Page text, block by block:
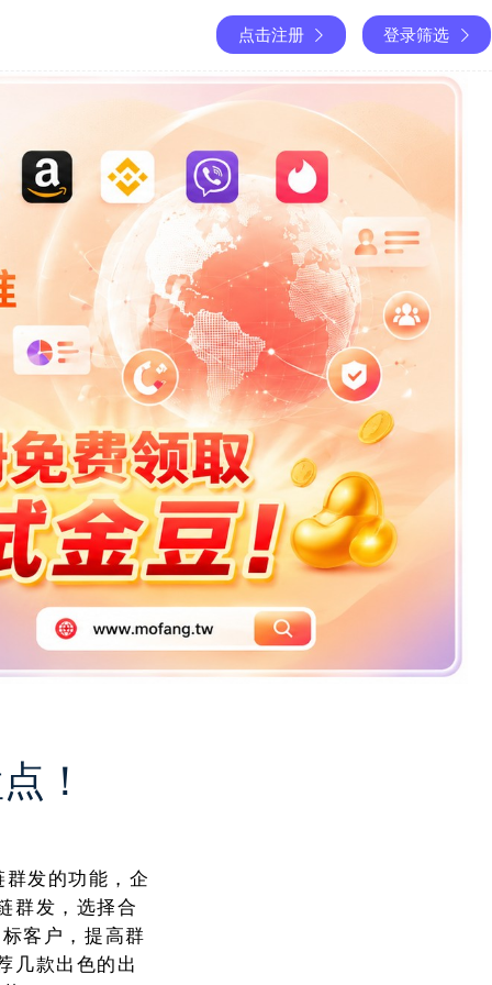
点击注册 登录筛选
！
发的功能，企
群发，选择合
客户，提高群
几款出色的出